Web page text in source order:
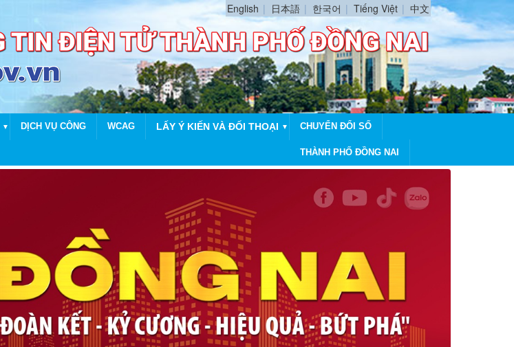
English 日本語 한국어 Tiếng Việt 中文
▼ DỊCH VỤ CÔNG WCAG LẤY Ý KIẾN VÀ ĐỐI THOẠI ▼ CHUYỂN ĐỔI SỐ
THÀNH PHỐ ĐỒNG NAI